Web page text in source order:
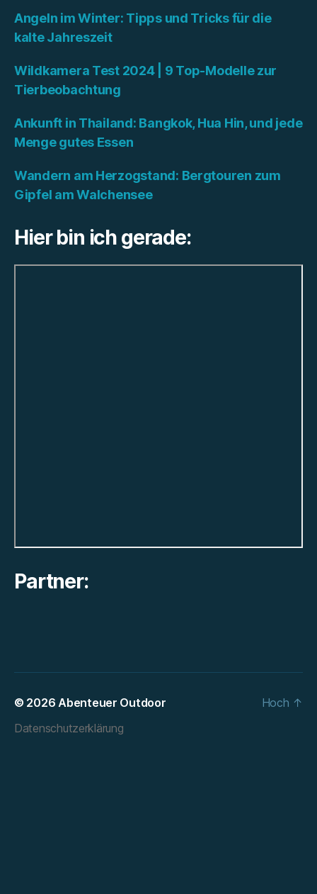
Angeln im Winter: Tipps und Tricks für die
kalte Jahreszeit
Wildkamera Test 2024 | 9 Top-Modelle zur
Tierbeobachtung
Ankunft in Thailand: Bangkok, Hua Hin, und jede
Menge gutes Essen
Wandern am Herzogstand: Bergtouren zum
Gipfel am Walchensee
Hier bin ich gerade:
Partner:
© 2026 Abenteuer Outdoor
Datenschutzerklärung
Hoch ↑